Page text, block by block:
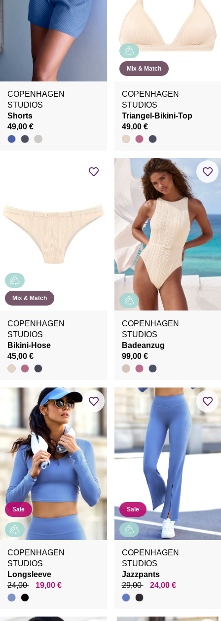
COPENHAGEN
STUDIOS
Shorts
49,00 €
Mix & Match
COPENHAGEN
STUDIOS
Triangel-Bikini-Top
49,00 €
Mix & Match
COPENHAGEN
STUDIOS
Bikini-Hose
45,00 €
COPENHAGEN
STUDIOS
Badeanzug
99,00 €
Sale
COPENHAGEN
STUDIOS
Longsleeve
24,00
19,00 €
Sale
COPENHAGEN
STUDIOS
Jazzpants
29,00
24,00 €